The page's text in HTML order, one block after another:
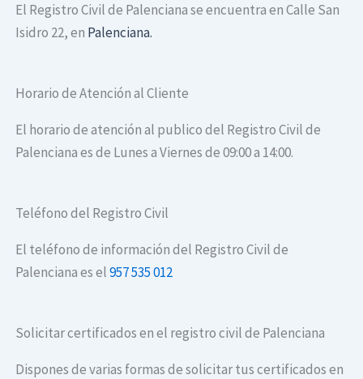
El Registro Civil de Palenciana se encuentra en Calle San
Isidro 22, en Palenciana.
Horario de Atención al Cliente
El horario de atención al publico del Registro Civil de
Palenciana es de Lunes a Viernes de 09:00 a 14:00.
Teléfono del Registro Civil
El teléfono de información del Registro Civil de
Palenciana es el957 535 012
Solicitar certificados en el registro civil de Palenciana
Dispones de varias formas de solicitar tus certificados en